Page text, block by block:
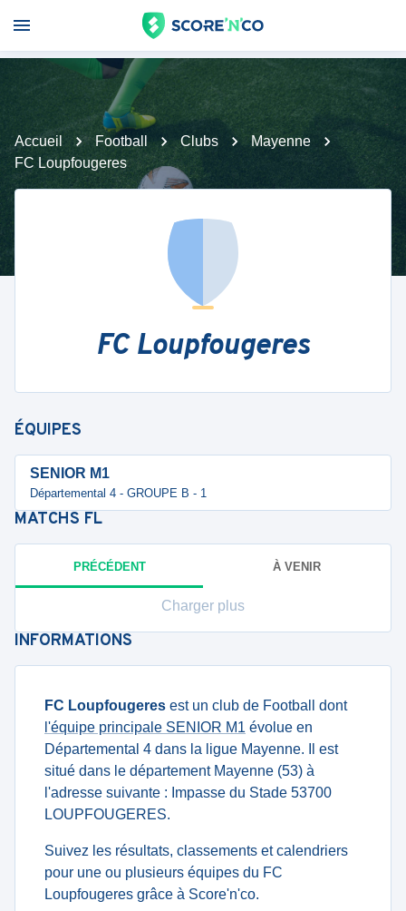
Accueil Football Clubs
Mayenne
FC Loupfougeres
FC Loupfougeres
ÉQUIPES
SENIOR M1
Départemental 4 - GROUPE B - 1
MATCHS FL
PRÉCÉDENT À VENIR
Charger plus
INFORMATIONS
FC Loupfougeres est un club de Football dont
l'équipe principale SENIOR M1 évolue en
Départemental 4 dans la ligue Mayenne. Il est
situé dans le département Mayenne (53) à
l'adresse suivante : Impasse du Stade 53700
LOUPFOUGERES.
Suivez les résultats, classements et calendriers
pour une ou plusieurs équipes du FC
Loupfougeres grâce à Score'n'co.